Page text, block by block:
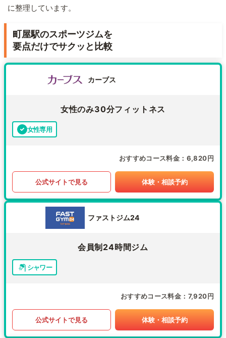
に整理しています。
町屋駅のスポーツジムを
要点だけでサクッと比較
カーブス
女性のみ30分フィットネス
女性専用
おすすめコース料金 6,820円
公式サイトで見る 体験・相談予約
ファストジム24
会員制24時間ジム
シャワー
おすすめコース料金 7,920円
公式サイトで見る 体験・相談予約